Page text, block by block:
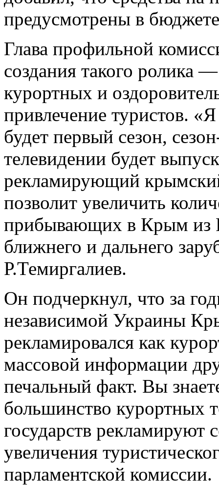
предусмотрены в
Глава профильной
создания такого ролика
курортных и
привлечение туристов.
будет первый сезон,
телевидении будет
рекламирующий
позволит увеличить
прибывающих в Крым из
ближнего и дальнего
Р.Темиргалиев.
Он подчеркнул, что за
независимой Украины
рекламировался как
массовой информации
печальный факт. Вы
большинство курортных
государств
увеличения
парламентской комиссии.